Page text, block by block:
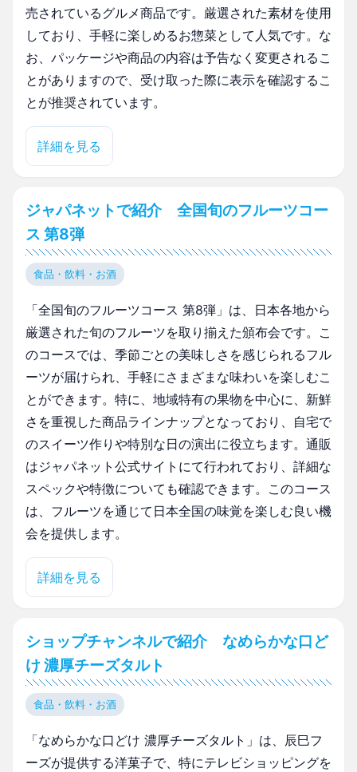
売されているグルメ商品です。厳選された素材を使用
しており、手軽に楽しめるお惣菜として人気です。な
お、パッケージや商品の内容は予告なく変更されるこ
とがありますので、受け取った際に表示を確認するこ
とが推奨されています。
詳細を見る
ジャパネットで紹介 全国旬のフルーツコー
ス 第8弾
食品・飲料・お酒
「全国旬のフルーツコース 第8弾」は、日本各地から
厳選された旬のフルーツを取り揃えた頒布会です。こ
のコースでは、季節ごとの美味しさを感じられるフル
ーツが届けられ、手軽にさまざまな味わいを楽しむこ
とができます。特に、地域特有の果物を中心に、新鮮
さを重視した商品ラインナップとなっており、自宅で
のスイーツ作りや特別な日の演出に役立ちます。通販
はジャパネット公式サイトにて行われており、詳細な
スペックや特徴についても確認できます。このコース
は、フルーツを通じて日本全国の味覚を楽しむ良い機
会を提供します。
詳細を見る
ショップチャンネルで紹介 なめらかな口ど
け 濃厚チーズタルト
食品・飲料・お酒
「なめらかな口どけ 濃厚チーズタルト」は、辰巳フ
ーズが提供する洋菓子で、特にテレビショッピングを